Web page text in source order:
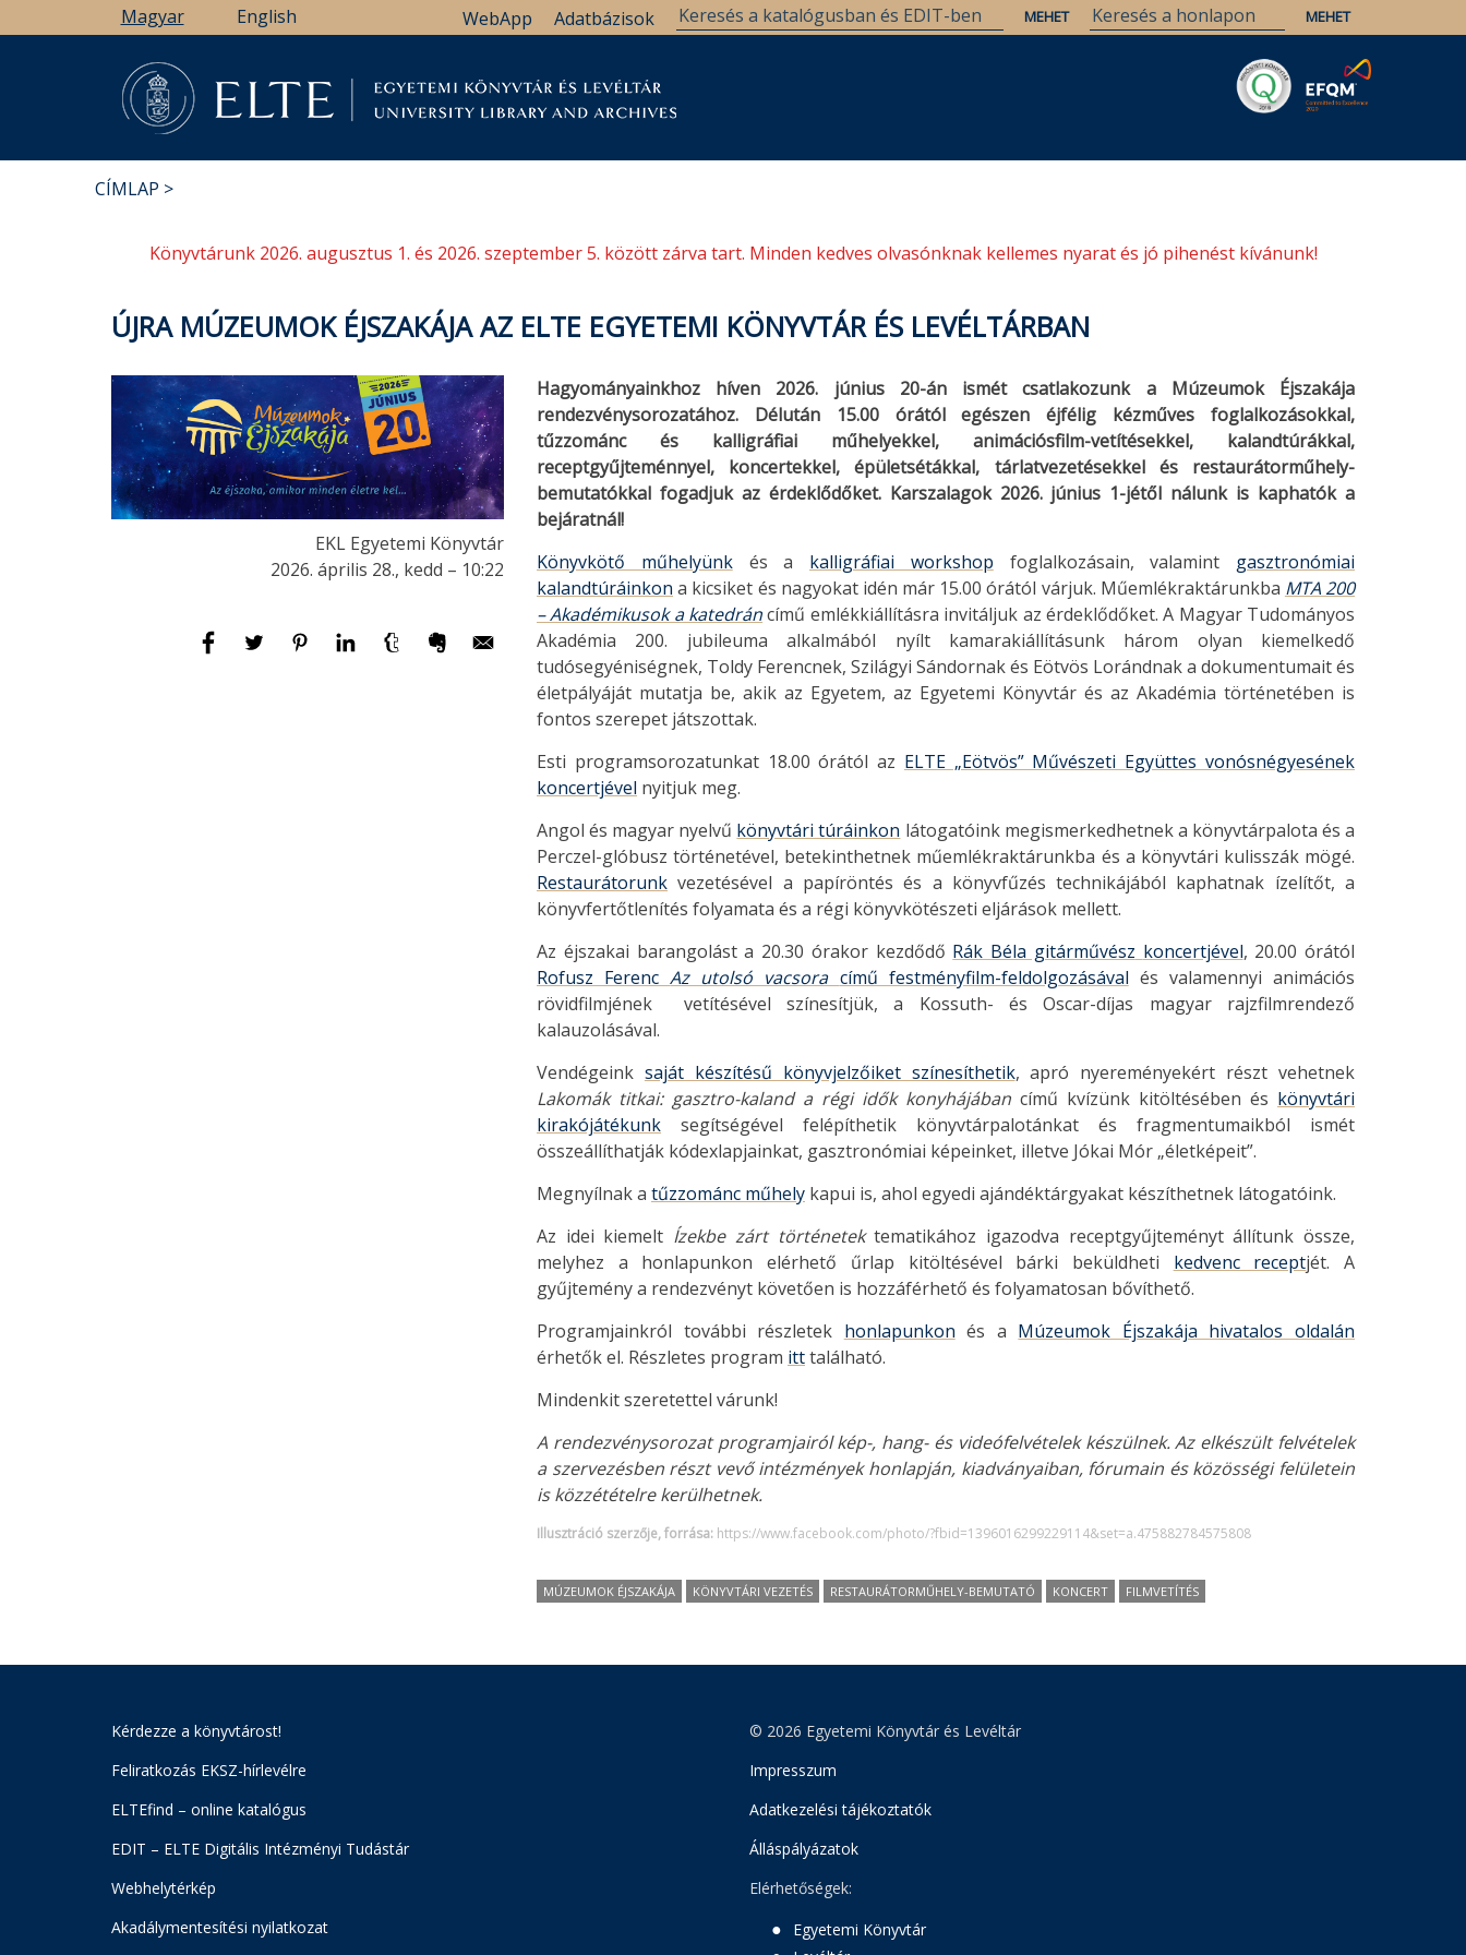
a
Magyar English Adatbázisok
WebApp
CÍMLAP
Könyvtárunk 2026. augusztus 1. és 2026. szeptember 5. között zárva tart. Minden kedves olvasónknak kellemes nyarat és jó pihenést kívánunk!
ÚJRA MÚZEUMOK ÉJSZAKÁJA AZ ELTE EGYETEMI KÖNYVTÁR ÉS LEVÉLTÁRBAN
EKL Egyetemi Könyvtár
2026. április 28., kedd – 10:22
Hagyományainkhoz híven 2026. június 20-án ismét csatlakozunk a Múzeumok Éjszakája
rendezvénysorozatához. Délután 15.00 órától egészen éjfélig kézműves foglalkozásokkal,
tűzzománc és kalligráfiai műhelyekkel, animációsfilm-vetítésekkel, kalandtúrákkal,
receptgyűjteménnyel, koncertekkel, épületsétákkal, tárlatvezetésekkel és restaurátorműhely-
bemutatókkal fogadjuk az érdeklődőket. Karszalagok 2026. június 1-jétől nálunk is kaphatók a
bejáratnál!
Könyvkötő műhelyünkés a kalligráfiai workshop foglalkozásain, valamint gasztronómiai
kalandtúráinkon a kicsiket és nagyokat idén már 15.00 órától várjuk. Műemlékraktárunkba MTA 200
– Akadémikusok a katedrán című emlékkiállításra invitáljuk az érdeklődőket. A Magyar Tudományos
Akadémia 200. jubileuma alkalmából nyílt kamarakiállításunk három olyan kiemelkedő
tudósegyéniségnek, Toldy Ferencnek, Szilágyi Sándornak és Eötvös Lorándnak a dokumentumait és
életpályáját mutatja be, akik az Egyetem, az Egyetemi Könyvtár és az Akadémia történetében is
fontos szerepet játszottak.
Esti programsorozatunkat 18.00 órától az ELTE „Eötvös” Művészeti Együttes vonósnégyesének
koncertjével nyitjuk meg.
Angol és magyar nyelvű könyvtári túráinkon látogatóink megismerkedhetnek a könyvtárpalota és a
Perczel-glóbusz történetével, betekinthetnek műemlékraktárunkba és a könyvtári kulisszák mögé.
Restaurátorunk vezetésével a papíröntés és a könyvfűzés technikájából kaphatnak ízelítőt, a
könyvfertőtlenítés folyamata és a régi könyvkötészeti eljárások mellett.
Az éjszakai barangolást a 20.30 órakor kezdődő Rák Béla gitárművész koncertjével, 20.00 órától
Rofusz FerencAz utolsó vacsora című festményfilm-feldolgozásával és valamennyi animációs
rövidfilmjének
vetítésével színesítjük, a Kossuth- és Oscar-díjas magyar rajzfilmrendező
kalauzolásával.
Vendégeink saját készítésű könyvjelzőiket színesíthetik, apró nyereményekért részt vehetnek
Lakomák titkai: gasztro-kaland a régi idők konyhájában című kvízünk kitöltésében és könyvtári
kirakójátékunk segítségével felépíthetik könyvtárpalotánkat és fragmentumaikból ismét
összeállíthatják kódexlapjainkat, gasztronómiai képeinket, illetve Jókai Mór „életképeit”.
Megnyílnak a tűzzománc műhely kapui is, ahol egyedi ajándéktárgyakat készíthetnek látogatóink.
Az idei kiemelt Ízekbe zárt történetektematikához igazodva receptgyűjteményt állítunk össze,
melyhez a honlapunkon elérhető űrlap kitöltésével bárki beküldheti kedvenc receptjét. A
gyűjtemény a rendezvényt követően is hozzáférhető és folyamatosan bővíthető.
Programjainkról további részletek honlapunkon és a Múzeumok Éjszakája hivatalos oldalán
érhetők el. Részletes program itttalálható.
Mindenkit szeretettel várunk!
A rendezvénysorozat programjairól kép-, hang- és videófelvételek készülnek. Az elkészült felvételek
a szervezésben részt vevő intézmények honlapján, kiadványaiban, fórumain és közösségi felületein
is közzétételre kerülhetnek.
Illusztráció szerzője, forrása: https://www.facebook.com/photo/?fbid=1396016299229114&set=a.475882784575808
MÚZEUMOK ÉJSZAKÁJA KÖNYVTÁRI VEZETÉS RESTAURÁTORMŰHELY-BEMUTATÓ KONCERT FILMVETÍTÉS
Kérdezze a könyvtárost!
Feliratkozás EKSZ-hírlevélre
ELTEfind – online katalógus
EDIT – ELTE Digitális Intézményi Tudástár
Webhelytérkép
Akadálymentesítési nyilatkozat
© 2026 Egyetemi Könyvtár és Levéltár
Impresszum
Adatkezelési tájékoztatók
Álláspályázatok
Elérhetőségek:
Egyetemi Könyvtár